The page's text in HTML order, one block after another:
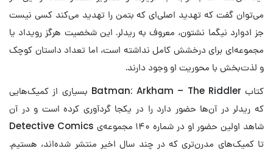
می‌توان گفت که تهدید اصلی‌ای که بتمن را تهدید می‌کند کسی نیست
جز ادوارد نیگما نشتون، معروف به ریدلر. این شخصیت هرگز رویداد یا
مجموعه‌ای برای درخشش کامل نداشته است، اما تعداد داستان کوچک
و لذت‌بخش با محوریت او وجود دارند.
کتاب Batman: Arkham – The Riddler بسیاری از کمیک‌هایی
که ریدلر در آن‌ها حضور دارد را در یکجا گردآوری کرده است و در آن
شاهد اولین حضور او در شماره ۱۴۰ مجموعه‌ی Detective Comics
تا کمیک‌های مدرن‌تری که در چند سال اخیر منتشر شده‌اند، هستیم.